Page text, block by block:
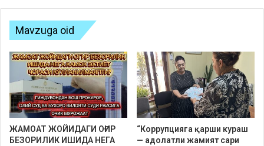
Mavzuga oid
ЖАМОАТ ЖОЙИДАГИ ОҒИР
БЕЗОРИЛИК ИШИДА НЕГА
“Коррупцияга қарши кураш
— адолатли жамият сари